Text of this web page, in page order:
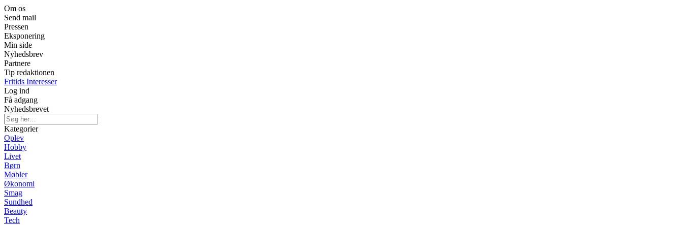
Om os
Send mail
Pressen
Eksponering
Min side
Nyhedsbrev
Partnere
Tip redaktionen
Fritids Interesser
Log ind
Få adgang
Nyhedsbrevet
Kategorier
Oplev
Hobby
Livet
Børn
Møbler
Økonomi
Smag
Sundhed
Beauty
Tech